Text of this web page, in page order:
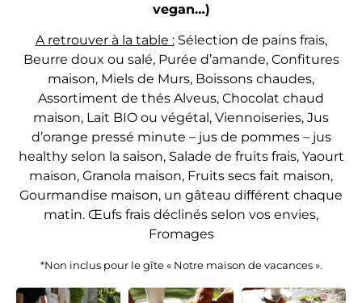
vegan…)
A retrouver à la table :Sélection de pains frais,
Beurre doux ou salé, Purée d’amande, Confitures
maison, Miels de Murs, Boissons chaudes,
Assortiment de thés Alveus, Chocolat chaud
maison, Lait BIO ou végétal, Viennoiseries, Jus
d’orange pressé minute – jus de pommes – jus
healthy selon la saison, Salade de fruits frais, Yaourt
maison, Granola maison, Fruits secs fait maison,
Gourmandise maison, un gâteau différent chaque
matin. Œufs frais déclinés selon vos envies,
Fromages
*Non inclus pour le gîte « Notre maison de vacances ».